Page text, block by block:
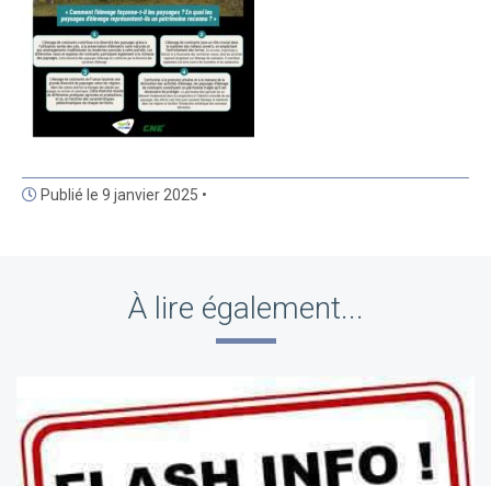
Publié le 9 janvier 2025 •
À lire également...